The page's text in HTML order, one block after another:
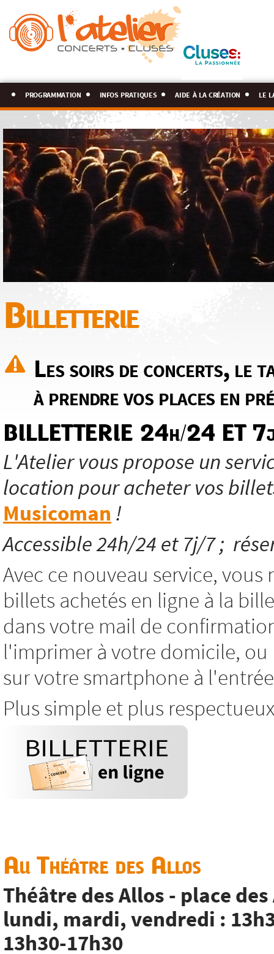
programmation infos pratiques aide à la création le
Billetterie
Les soirs de concerts, le
à prendre vos places en
BILLETTERIE 24h/24 ET
L'Atelier vous propose un
location pour acheter vos
Musicoman !
Accessible 24h/24 et 7j/7 ;
Avec ce nouveau service,
billets achetés en ligne à la
dans votre mail de
l'imprimer à votre domicile,
sur votre smartphone à
Plus simple et plus
Au Théâtre des Allos
Théâtre des Allos - place
lundi, mardi, vendredi :
13h30-17h30